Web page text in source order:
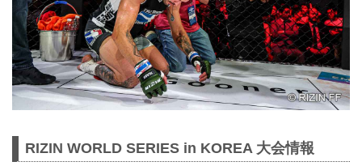
RIZIN WORLD SERIES in KOREA 大会情報